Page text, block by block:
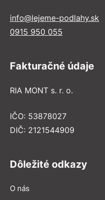
info@lejeme-podlahy.sk
0915 950 055
Fakturačné údaje
RIA MONT s. r. o.
IČO: 53878027
DIČ: 2121544909
Dôležité odkazy
O nás